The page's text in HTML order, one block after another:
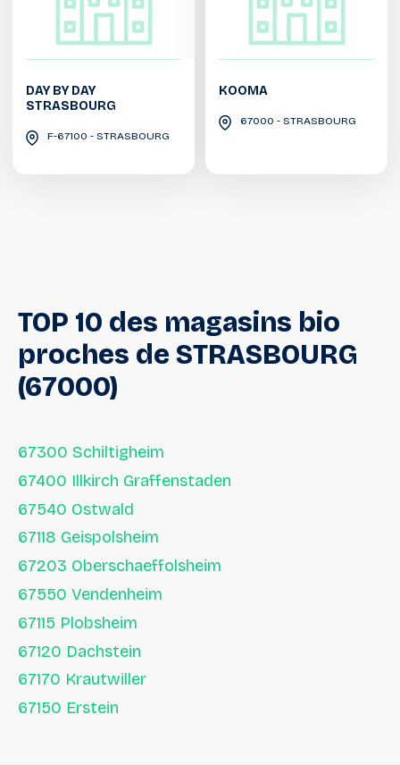
DAY BY DAY
STRASBOURG
F-67100 - STRASBOURG
KOOMA
67000 - STRASBOURG
TOP 10 des magasins bio
proches de STRASBOURG
(67000)
67300 Schiltigheim
67400 Illkirch Graffenstaden
67540 Ostwald
67118 Geispolsheim
67203 Oberschaeffolsheim
67550 Vendenheim
67115 Plobsheim
67120 Dachstein
67170 Krautwiller
67150 Erstein